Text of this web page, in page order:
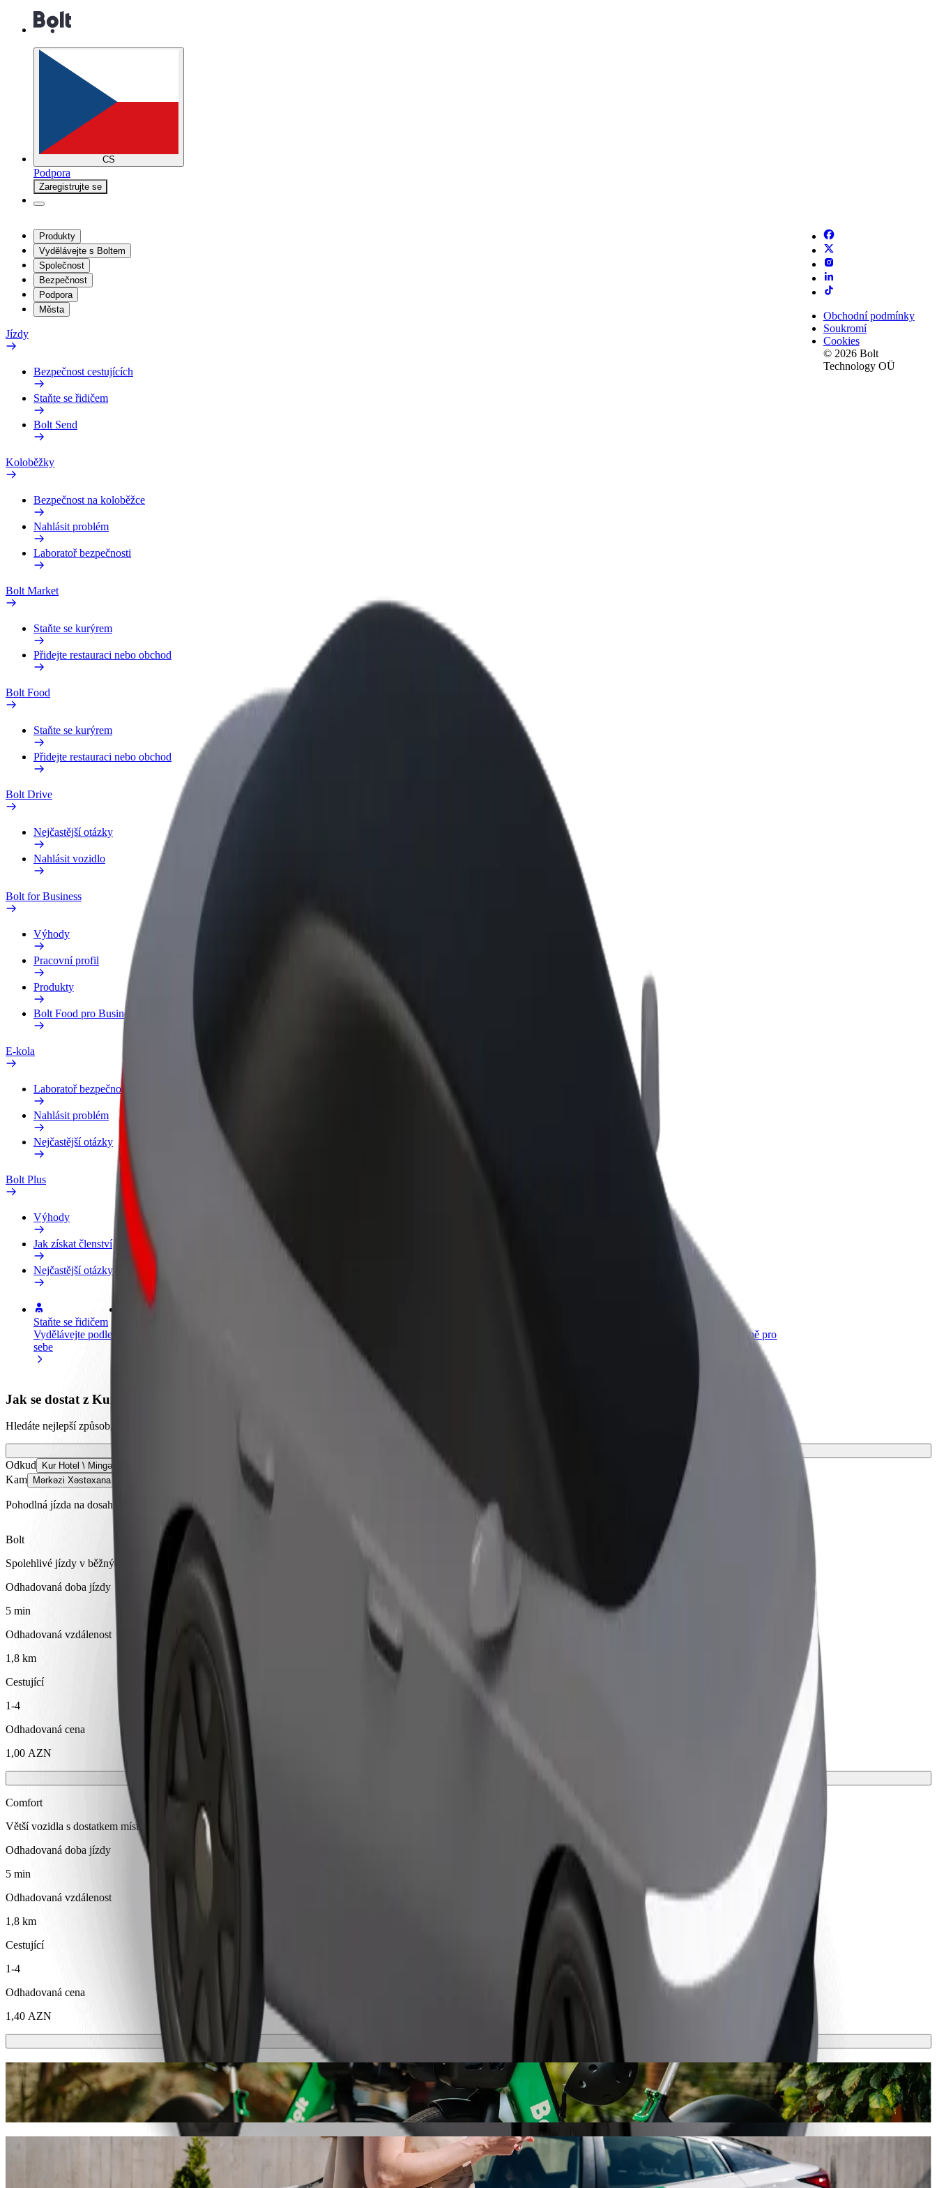
CS
Podpora
Zaregistrujte se
Produkty
Vydělávejte s Boltem
Společnost
Bezpečnost
Podpora
Města
Jízdy
Bezpečnost cestujících
Staňte se řidičem
Bolt Send
Koloběžky
Bezpečnost na koloběžce
Nahlásit problém
Laboratoř bezpečnosti
Bolt Market
Staňte se kurýrem
Přidejte restauraci nebo obchod
Bolt Food
Staňte se kurýrem
Přidejte restauraci nebo obchod
Bolt Drive
Nejčastější otázky
Nahlásit vozidlo
Bolt for Business
Výhody
Pracovní profil
Produkty
Bolt Food pro Business
E-kola
Laboratoř bezpečnosti
Nahlásit problém
Nejčastější otázky
Bolt Plus
Výhody
Jak získat členství
Nejčastější otázky
Staňte se řidičem
Vydělávejte podle
sebe
Přidejte restauraci nebo obchod
Oslovte více zákazníků a zvyšte si
Bolt for Business
Produkty a služby Boltu přesně pro
Obchodní podmínky
Soukromí
Cookies
© 2026 Bolt
Technology OÜ
Jak se dostat z Kur Hotel \ Mingəçevir do Mərkəzi Xəstəxana \ Mingəçevir
Hledáte nejlepší způsob, jak se dostat z Kur Hotel \ Mingəçevir do Mərkəzi Xəstəxana \ Mingəçevir? Prohlédněte si naše služby a najděte tu ideální pro svou cestu.
Stáhnout aplikaci
Odkud Kur Hotel \ Mingəçevir
Kam Mərkəzi Xəstəxana \ Mingəçevir
Pohodlná jízda na dosah ruky!
Bolt
Spolehlivé jízdy v běžných vozidlech střední velikosti.
Odhadovaná doba jízdy
5 min
Odhadovaná vzdálenost
1,8 km
Cestující
1-4
Odhadovaná cena
1,00 AZN
Comfort
Větší vozidla s dostatkem místa pro nohy a úložným prostorem
Odhadovaná doba jízdy
5 min
Odhadovaná vzdálenost
1,8 km
Cestující
1-4
Odhadovaná cena
1,40 AZN
Koloběžky nebo e-kola
Přesouvejte se po Mingachevir na koloběžkách nebo e-kolech
Stáhnout aplikaci Bolt
Dostaňte se z Kur Hotel \ Mingəçevir do Mərkəzi Xəstəxana \ Mingəçevir s odvozem autem Bolt
Pokud hledáte nejlepší cenu pro jízdu do Mərkəzi Xəstəxana \ Mingəçevir, doporučujeme vám odvoz autem Bolt. S Boltem bude tato cesta trvat přibližně 5 min a vyjde na zhruba 1,00 AZN AZN. Ať už jedete